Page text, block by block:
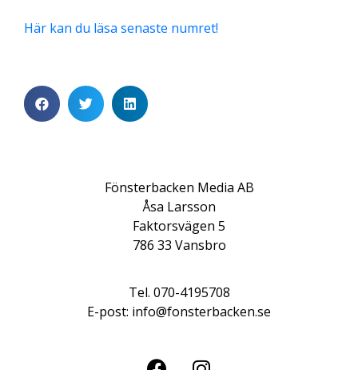
Här kan du läsa senaste numret!
Fönsterbacken Media AB
Åsa Larsson
Faktorsvägen 5
786 33 Vansbro
Tel. 070-4195708
E-post: info@fonsterbacken.se